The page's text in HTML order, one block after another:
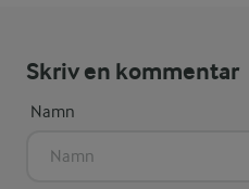
Skriv en kommentar
Namn